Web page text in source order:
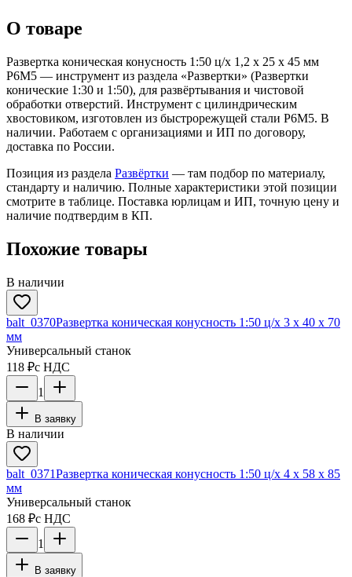
О товаре
Развертка коническая конусность 1:50 ц/х 1,2 х 25 х 45 мм
Р6М5 — инструмент из раздела «Развертки» (Развертки
конические 1:30 и 1:50), для развёртывания и чистовой
обработки отверстий. Инструмент с цилиндрическим
хвостовиком, изготовлен из быстрорежущей стали Р6М5. В
наличии. Работаем с организациями и ИП по договору,
доставка по России.
Позиция из раздела Развёртки — там подбор по материалу,
стандарту и наличию. Полные характеристики этой позиции
смотрите в таблице. Поставка юрлицам и ИП, точную цену и
наличие подтвердим в КП.
Похожие товары
В наличии
balt_0370Развертка коническая конусность 1:50 ц/х 3 х 40 х 70
мм
Универсальный станок
118 ₽с НДС
1
В заявку
В наличии
balt_0371Развертка коническая конусность 1:50 ц/х 4 х 58 х 85
мм
Универсальный станок
168 ₽с НДС
1
В заявку